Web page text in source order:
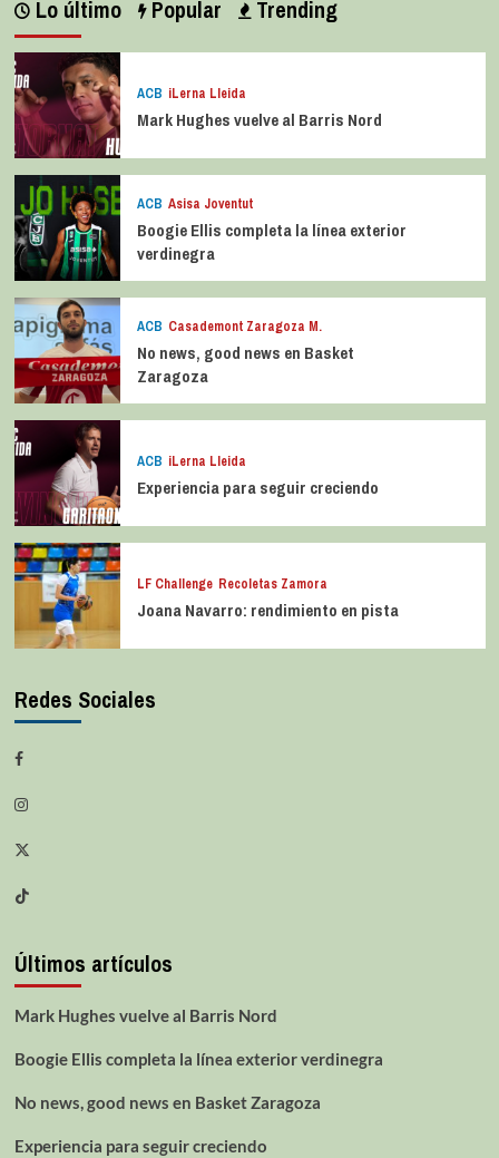
Lo último Popular Trending
ACB iLerna Lleida
Mark Hughes vuelve al Barris Nord
ACB Asisa Joventut
Boogie Ellis completa la línea exterior
verdinegra
ACB Casademont Zaragoza M.
No news, good news en Basket
Zaragoza
ACB iLerna Lleida
Experiencia para seguir creciendo
LF Challenge Recoletas Zamora
Joana Navarro: rendimiento en pista
Redes Sociales
Últimos artículos
Mark Hughes vuelve al Barris Nord
Boogie Ellis completa la línea exterior verdinegra
No news, good news en Basket Zaragoza
Experiencia para seguir creciendo